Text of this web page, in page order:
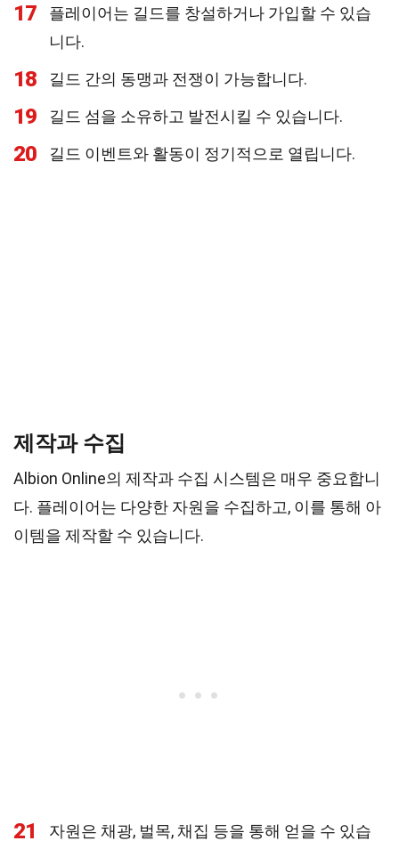
17
플레이어는 길드를 창설하거나 가입할 수 있습
니다.
18 길드 간의 동맹과 전쟁이 가능합니다.
19 길드 섬을 소유하고 발전시킬 수 있습니다.
20 길드 이벤트와 활동이 정기적으로 열립니다.
제작과 수집
Albion Online의 제작과 수집 시스템은 매우 중요합니
다. 플레이어는 다양한 자원을 수집하고, 이를 통해 아
이템을 제작할 수 있습니다.
21
자원은 채광, 벌목, 채집 등을 통해 얻을 수 있습